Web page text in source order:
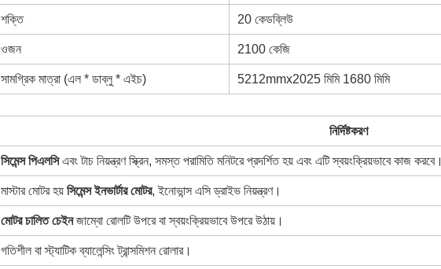
শক্তি 20 কেডব্লিউ
ওজন 2100 কেজি
সামগ্রিক মাত্রা (এল * ডাব্লু * এইচ) 5212mmx2025 মিমি 1680 মিমি
নির্দিষ্টকরণ
সিমেন্স পিএলসিএবং টাচ নিয়ন্ত্রণ স্ক্রিন, সমস্ত পরামিতি মনিটরে প্রদর্শিত হয় এবং এটি স্বয়ংক্রিয়ভাবে কাজ করবে।
মাস্টার মোটর হয় সিমেন্স ইনভার্টার মোটর, ইনোভান্স এসি ড্রাইভ নিয়ন্ত্রণ।
মোটর চালিত চেইনজাম্বো রোলটি উপরে বা স্বয়ংক্রিয়ভাবে উপরে উঠায়।
গতিশীল বা স্ট্যাটিক ব্যালেন্সিং ট্রান্সমিশন রোলার।